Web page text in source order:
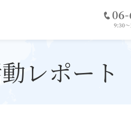
支援機関
話
を
け
レポート